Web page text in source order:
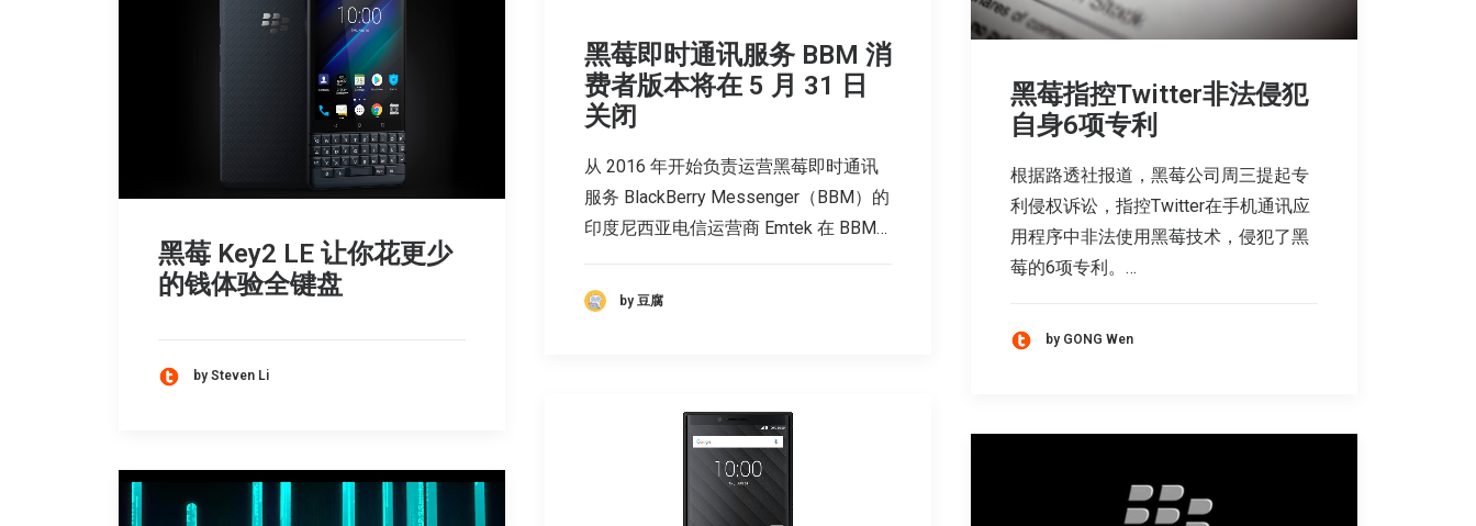
黑莓即时通讯服务 BBM 消
费者版本将在 5 月 31 日
关闭
从 2016 年开始负责运营黑莓即时通讯
服务 BlackBerry Messenger（BBM）的
印度尼西亚电信运营商 Emtek 在 BBM…
by 豆腐
黑莓指控Twitter非法侵犯
自身6项专利
根据路透社报道，黑莓公司周三提起专
利侵权诉讼，指控Twitter在手机通讯应
用程序中非法使用黑莓技术，侵犯了黑
莓的6项专利。…
by GONG Wen
黑莓 Key2 LE 让你花更少
的钱体验全键盘
by Steven Li